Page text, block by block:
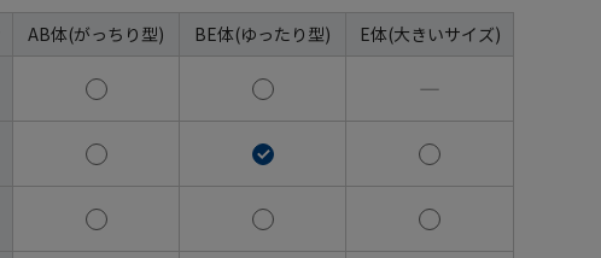
AB体(がっちり型) BE体(ゆったり型) E体(大きいサイズ)
―